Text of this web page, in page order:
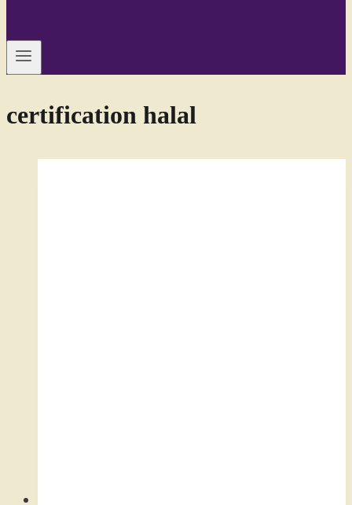
certification halal